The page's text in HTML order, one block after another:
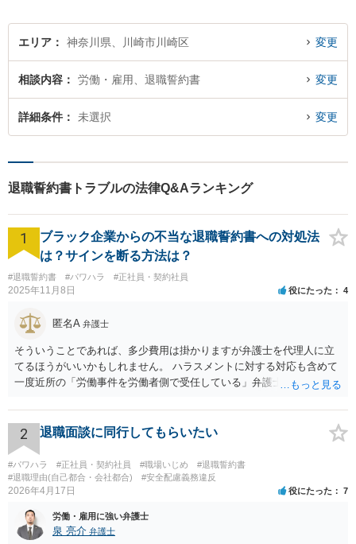
エリア 神奈川県、川崎市川崎区 変更
相談内容 労働・雇用、退職誓約書 変更
詳細条件 未選択 変更
退職誓約書トラブルの法律Q&Aランキング
1
ブラック企業からの不当な退職誓約書への対処法
は？サインを断る方法は？
#退職誓約書 #パワハラ #正社員・契約社員
2025年11月8日 役にたった 4
匿名A 弁護士
そういうことであれば、多少費用は掛かりますが弁護士を代理人に立
てるほうがいいかもしれません。 ハラスメントに対する対応も含めて
一度近所の「労働事件を労働者側で受任している」弁護士（労働弁護
している弁護士であればなお安心です。
2 退職面談に同行してもらいたい
#パワハラ #正社員・契約社員 #職場いじめ
#退職誓約書
#退職理由(自己都合・会社都合)
#安全配慮義務違反
2026年4月17日 役にたった 7
労働・雇用に強い弁護士
泉 亮介 弁護士